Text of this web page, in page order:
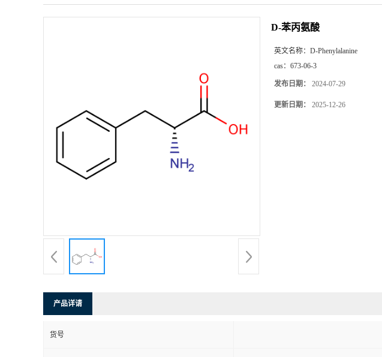
D-苯丙氨酸
英文名称： D-Phenylalanine
cas： 673-06-3
发布日期： 2024-07-29
更新日期： 2025-12-26
产品详请
货号